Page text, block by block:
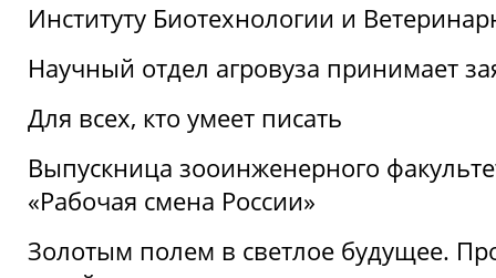
Институту Биотехнологии и
Научный отдел агровуза принимает
Для всех, кто умеет писать
Выпускница зооинженерного
«Рабочая смена России»
Золотым полем в светлое будущее.